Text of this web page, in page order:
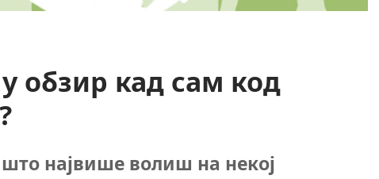
обзир кад сам код
највише волиш на некој